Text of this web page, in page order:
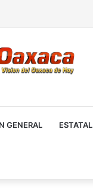
GENERAL ESTATAL